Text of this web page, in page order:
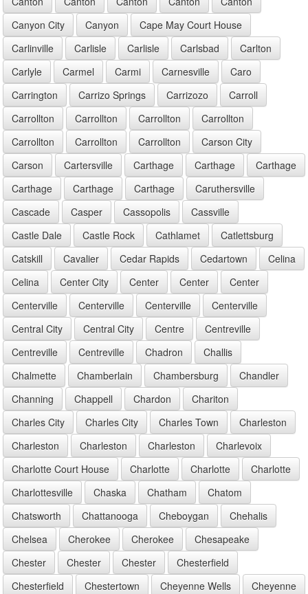
Canyon City
Canyon
Cape May Court House
Carlinville
Carlisle Carlisle Carlsbad
Carlton
Carlyle
Carmel Carmi Carnesville
Caro
Carrington
Carrizo Springs Carrizozo
Carroll
Carrollton
Carrollton Carrollton
Carrollton
Carrollton
Carrollton Carrollton
Carson City
Carson
Cartersville Carthage Carthage
Carthage
Carthage
Carthage Carthage
Caruthersville
Cascade
Casper Cassopolis
Cassville
Castle Dale
Castle Rock Cathlamet
Catlettsburg
Catskill
Cavalier Cedar Rapids Cedartown
Celina
Celina
Center City Center Center
Center
Centerville
Centerville Centerville
Centerville
Central City
Central City Centre
Centreville
Centreville
Centreville Chadron
Challis
Chalmette
Chamberlain Chambersburg
Chandler
Channing
Chappell Chardon
Chariton
Charles City
Charles City Charles Town
Charleston
Charleston
Charleston Charleston
Charlevoix
Charlotte Court House
Charlotte Charlotte
Charlotte
Charlottesville
Chaska Chatham
Chatom
Chatsworth
Chattanooga Cheboygan
Chehalis
Chelsea
Cherokee Cherokee
Chesapeake
Chester
Chester Chester
Chesterfield
Chesterfield
Chestertown Cheyenne Wells
Cheyenne